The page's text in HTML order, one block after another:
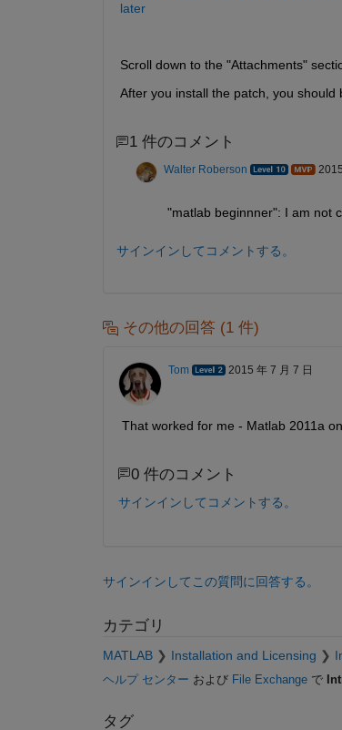
later
Scroll down to the "Attachments"
After you install the patch, you should
1 件のコメント
Walter Roberson
"matlab beginnner": I am not
サインインしてコメントする。
その他の回答 (1 件)
Tom 2015 年 7 月 7 日
That worked for me - Matlab 2011a
0 件のコメント
サインインしてコメントする。
サインインしてこの質問に回答する。
カテゴリ
MATLAB Installation and Licensing
ヘルプ センター および File Exchangeで
タグ